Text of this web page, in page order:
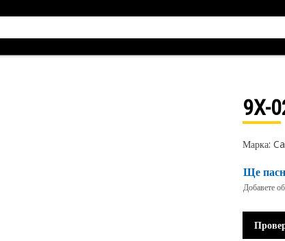
9X-
Марка:
Ще
Добавете